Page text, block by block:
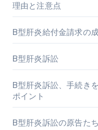
理由と注意点
B型肝炎給付金請求の
B型肝炎訴訟
B型肝炎訴訟、手続き
ポイント
B型肝炎訴訟の原告た